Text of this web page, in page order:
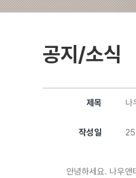
공지/소식
제목 나
작성일
안녕하세요. 나우앤